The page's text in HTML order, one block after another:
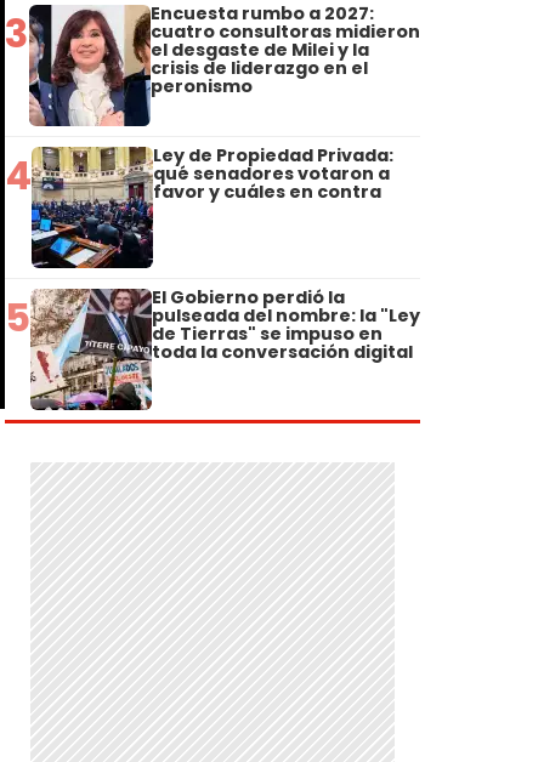
3 Encuesta rumbo a 2027:
cuatro consultoras midieron
el desgaste de Milei y la
crisis de liderazgo en el
peronismo
4 Ley de Propiedad Privada:
qué senadores votaron a
favor y cuáles en contra
5 El Gobierno perdió la
pulseada del nombre: la "Ley
de Tierras" se impuso en
toda la conversación digital